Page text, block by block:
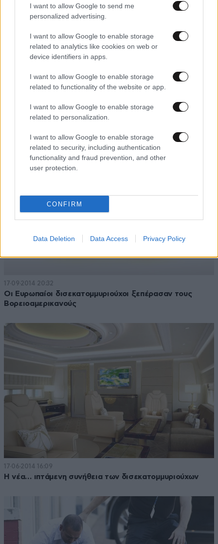
I want to allow Google to send me
personalized advertising.
I want to allow Google to enable storage
related to analytics like cookies on web or
device identifiers in apps.
I want to allow Google to enable storage
related to functionality of the website or app.
I want to allow Google to enable storage
related to personalization.
I want to allow Google to enable storage
related to security, including authentication
functionality and fraud prevention, and other
user protection.
CONFIRM
Data Deletion Data Access Privacy Policy
Έξι στους δέκα δισεκατομμυριούχους είναι
αυτοδημιούργητοι
17·09·2014 20:32
Οι Ευρωπαίοι δισεκατομμυριούχοι ξεπέρασαν τους
Βορειοαμερικανούς
17·06·2014 16:09
Η νέα… ιπτάμενη συνήθεια των δισεκατομμυριούχων